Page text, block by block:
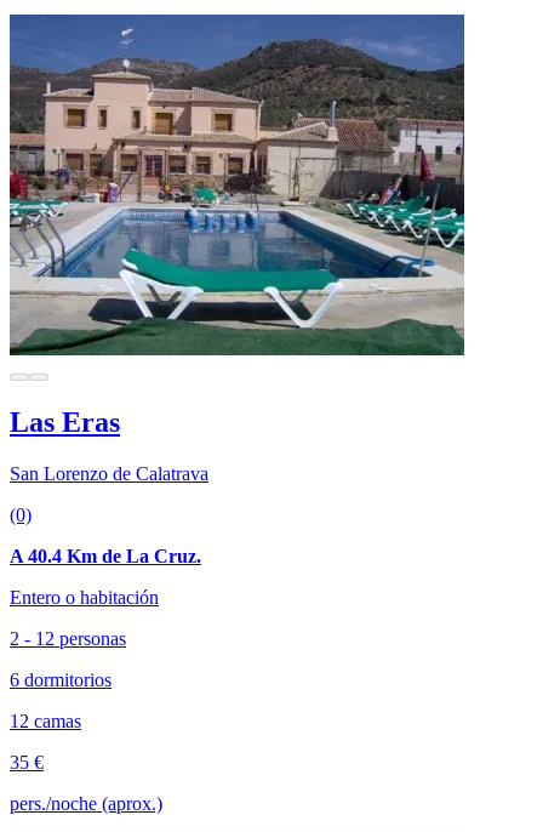
Las Eras
San Lorenzo de Calatrava
(0)
A 40.4 Km de La Cruz.
Entero o habitación
2 - 12 personas
6 dormitorios
12 camas
35 €
pers./noche (aprox.)